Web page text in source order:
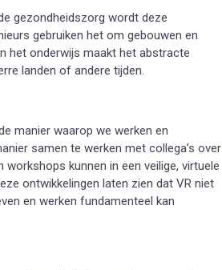
gezondheidszorg wordt deze
gebruiken het om gebouwen en
het onderwijs maakt het abstracte
landen of andere tijden.
manier waarop we werken en
samen te werken met collega’s over
kunnen in een veilige, virtuele
ontwikkelingen laten zien dat VR niet
en werken fundamenteel kan